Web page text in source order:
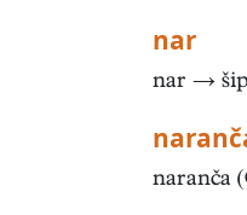
nar
nar →
naranča